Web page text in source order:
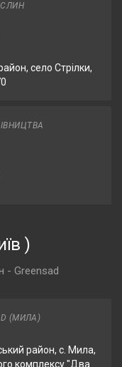
село Стрілки,
)
- Greensad
(МИЛА)
район, с. Мила,
комплексу "Два